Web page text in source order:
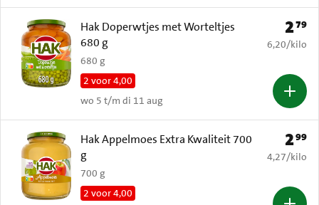
Hak Doperwtjes met Worteltjes
680 g
680 g
2 voor 4,00
wo 5 t/m di 11 aug
Prijs:
279
€ 6,20 per
6,20/kilo
Hak Appelmoes Extra Kwaliteit 700
g
700 g
2 voor 4,00
Prijs:
299
€ 4,27 per
4,27/kilo